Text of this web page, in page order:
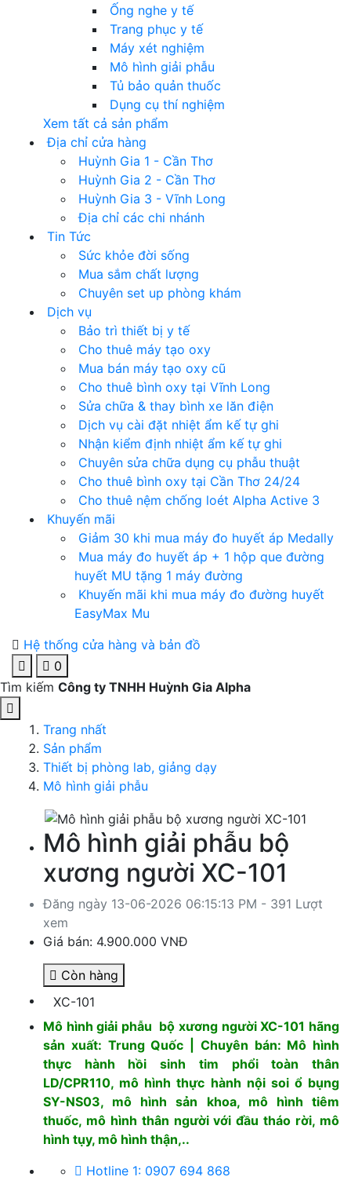
Ống nghe y tế
Trang phục y tế
Máy xét nghiệm
Mô hình giải phẫu
Tủ bảo quản thuốc
Dụng cụ thí nghiệm
Xem tất cả sản phẩm
Địa chỉ cửa hàng
Huỳnh Gia 1 - Cần Thơ
Huỳnh Gia 2 - Cần Thơ
Huỳnh Gia 3 - Vĩnh Long
Địa chỉ các chi nhánh
Tin Tức
Sức khỏe đời sống
Mua sắm chất lượng
Chuyên set up phòng khám
Dịch vụ
Bảo trì thiết bị y tế
Cho thuê máy tạo oxy
Mua bán máy tạo oxy cũ
Cho thuê bình oxy tại Vĩnh Long
Sửa chữa & thay bình xe lăn điện
Dịch vụ cài đặt nhiệt ẩm kế tự ghi
Nhận kiểm định nhiệt ẩm kế tự ghi
Chuyên sửa chữa dụng cụ phẫu thuật
Cho thuê bình oxy tại Cần Thơ 24/24
Cho thuê nệm chống loét Alpha Active 3
Khuyến mãi
Giảm 30 khi mua máy đo huyết áp Medally
Mua máy đo huyết áp + 1 hộp que đường
huyết MU tặng 1 máy đường
Khuyến mãi khi mua máy đo đường huyết
EasyMax Mu
Hệ thống cửa hàng và bản đồ
0
Tìm kiếm Công ty TNHH Huỳnh Gia Alpha
Trang nhất
Sản phẩm
Thiết bị phòng lab, giảng dạy
Mô hình giải phẫu
Mô hình giải phẫu bộ
xương người XC-101
Đăng ngày 13-06-2026 06:15:13 PM - 391 Lượt
xem
Giá bán: 4.900.000 VNĐ
Còn hàng
XC-101
Mô hình giải phẫu bộ xương người XC-101 hãng
sản xuất: Trung Quốc | Chuyên bán: Mô hình
thực hành hồi sinh tim phổi toàn thân
LD/CPR110, mô hình thực hành nội soi ổ bụng
SY-NS03, mô hình sản khoa, mô hình tiêm
thuốc, mô hình thân người với đầu tháo rời, mô
hình tụy, mô hình thận,..
Hotline 1: 0907 694 868